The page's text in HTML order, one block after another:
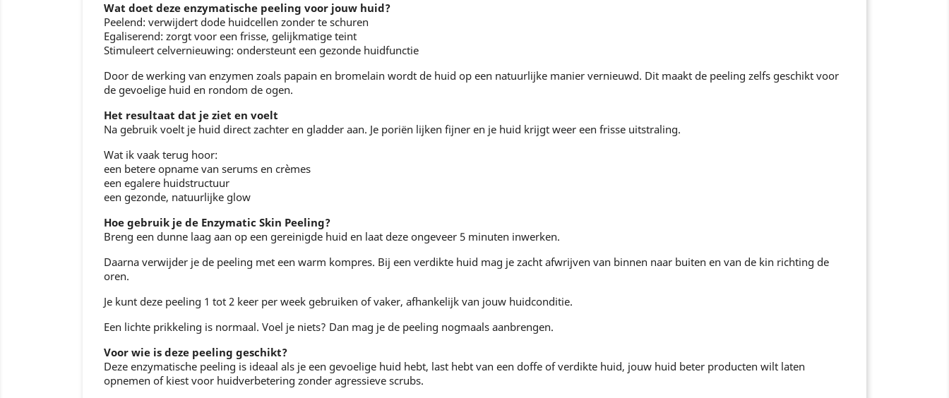
Wat doet deze enzymatische peeling voor jouw huid?
Peelend: verwijdert dode huidcellen zonder te schuren
Egaliserend: zorgt voor een frisse, gelijkmatige teint
Stimuleert celvernieuwing: ondersteunt een gezonde huidfunctie
Door de werking van enzymen zoals papain en bromelain wordt de huid op een natuurlijke manier vernieuwd. Dit maakt de peeling zelfs geschikt voor
de gevoelige huid en rondom de ogen.
Het resultaat dat je ziet en voelt
Na gebruik voelt je huid direct zachter en gladder aan. Je poriën lijken fijner en je huid krijgt weer een frisse uitstraling.
Wat ik vaak terug hoor:
een betere opname van serums en crèmes
een egalere huidstructuur
een gezonde, natuurlijke glow
Hoe gebruik je de Enzymatic Skin Peeling?
Breng een dunne laag aan op een gereinigde huid en laat deze ongeveer 5 minuten inwerken.
Daarna verwijder je de peeling met een warm kompres. Bij een verdikte huid mag je zacht afwrijven van binnen naar buiten en van de kin richting de
oren.
Je kunt deze peeling 1 tot 2 keer per week gebruiken of vaker, afhankelijk van jouw huidconditie.
Een lichte prikkeling is normaal. Voel je niets? Dan mag je de peeling nogmaals aanbrengen.
Voor wie is deze peeling geschikt?
Deze enzymatische peeling is ideaal als je een gevoelige huid hebt, last hebt van een doffe of verdikte huid, jouw huid beter producten wilt laten
opnemen of kiest voor huidverbetering zonder agressieve scrubs.